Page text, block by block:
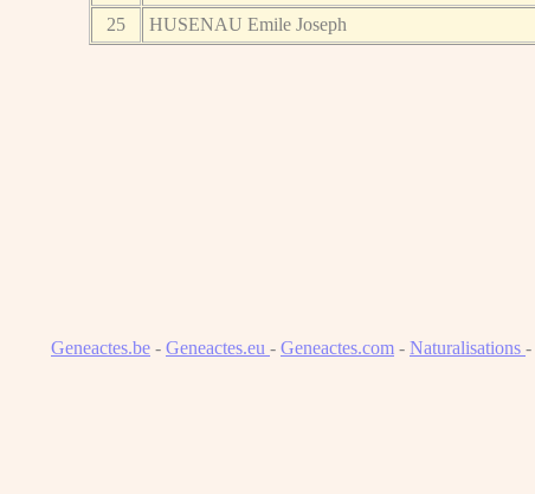
25
HUSENAU Emile Joseph
Geneactes.be - Geneactes.eu - Geneactes.com - Naturalisations -